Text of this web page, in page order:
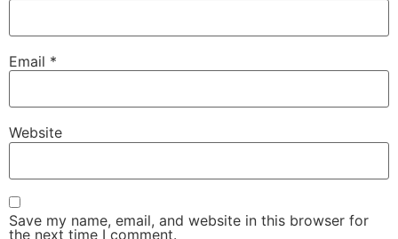
Email *
Website
Save my name, email, and website in this browser for
the next time I comment.